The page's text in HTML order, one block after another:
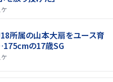
所属の山本大扇をユース育
の17歳SG